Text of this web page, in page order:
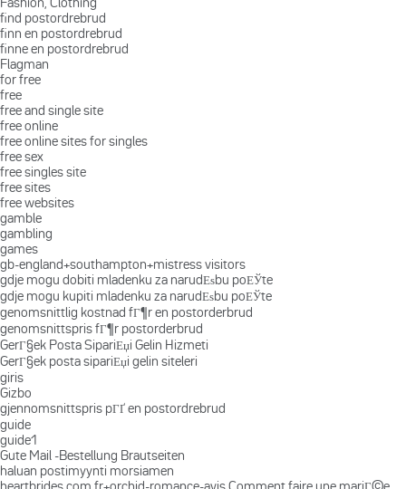
find postordrebrud
finn en postordrebrud
finne en postordrebrud
Flagman
for free
free
free and single site
free online
free online sites for singles
free sex
free singles site
free sites
free websites
gamble
gambling
games
gb-england+southampton+mistress visitors
gdje mogu dobiti mladenku za narudЕѕbu poЕЎte
gdje mogu kupiti mladenku za narudЕѕbu poЕЎte
genomsnittlig kostnad fГ¶r en postorderbrud
genomsnittspris fГ¶r postorderbrud
GerГ§ek Posta SipariЕџi Gelin Hizmeti
GerГ§ek posta sipariЕџi gelin siteleri
giris
Gizbo
gjennomsnittspris pГҐ en postordrebrud
guide
guide1
Gute Mail -Bestellung Brautseiten
haluan postimyynti morsiamen
heartbrides.com fr+orchid-romance-avis Comment faire une mariГ©e